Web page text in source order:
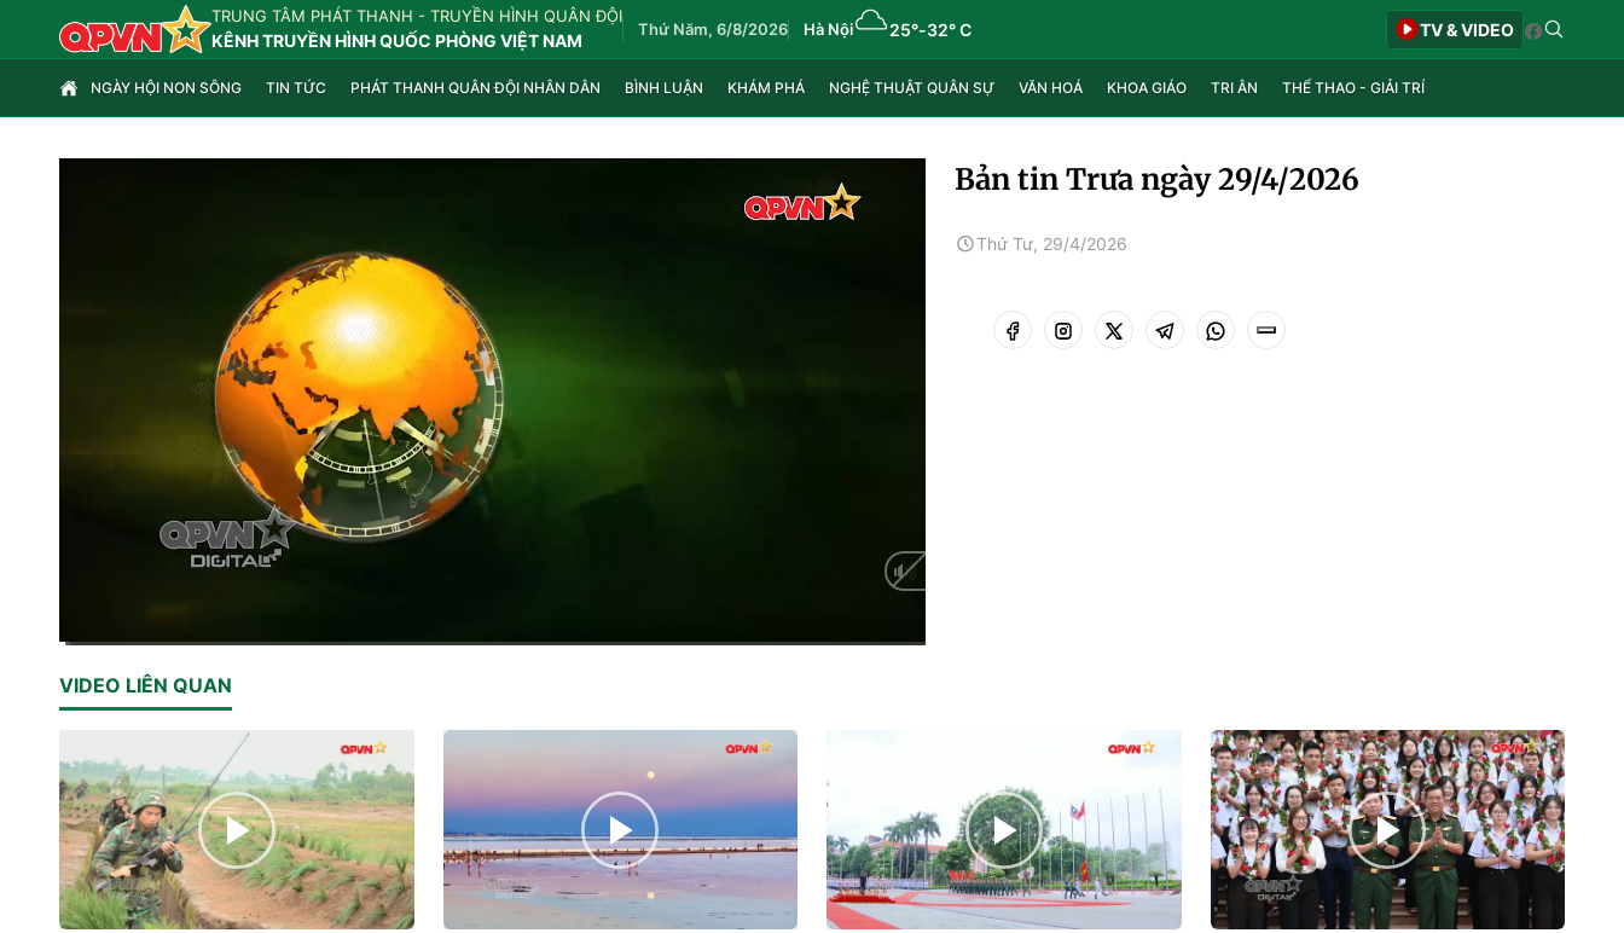
TRUNG TÂM PHÁT THANH - TRUYỀN HÌNH QUÂN ĐỘI
KÊNH TRUYỀN HÌNH QUỐC PHÒNG VIỆT NAM
Thứ Năm, 6/8/2026 Hà Nội 25°-32° C TV & VIDEO
NGÀY HỘI NON SÔNG TIN TỨC PHÁT THANH QUÂN ĐỘI NHÂN DÂN BÌNH LUẬN KHÁM PHÁ NGHỆ THUẬT QUÂN SỰ VĂN HOÁ KHOA GIÁO TRI ÂN THỂ THAO - GIẢI TRÍ
Bản tin Trưa ngày 29/4/2026
Thứ Tư, 29/4/2026
VIDEO LIÊN QUAN